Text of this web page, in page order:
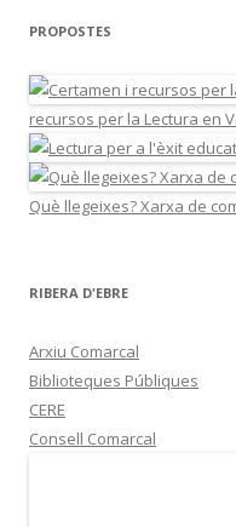
PROPOSTES
recursos per la Lectura en
Què llegeixes? Xarxa de
RIBERA D'EBRE
Arxiu Comarcal
Biblioteques Públiques
CERE
Consell Comarcal